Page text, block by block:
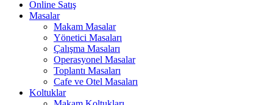
Online Satış
Masalar
Makam Masalar
Yönetici Masaları
Çalışma Masaları
Operasyonel Masalar
Toplantı Masaları
Cafe ve Otel Masaları
Koltuklar